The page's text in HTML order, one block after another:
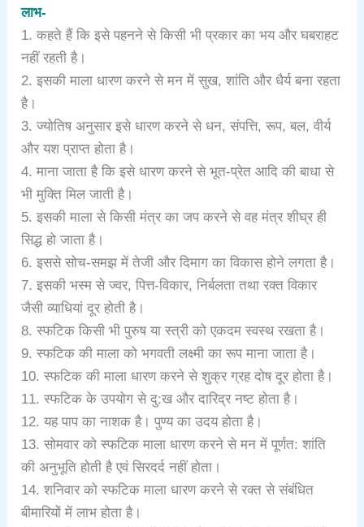
लाभ-
1. कहते हैं कि इसे पहनने से किसी भी प्रकार का भय और घबराहट
नहीं रहती है।
2. इसकी माला धारण करने से मन में सुख, शांति और धैर्य बना रहता
है।
3. ज्योतिष अनुसार इसे धारण करने से धन, संपत्ति, रूप, बल, वीर्य
और यश प्राप्त होता है।
4. माना जाता है कि इसे धारण करने से भूत-प्रेत आदि की बाधा से
भी मुक्ति मिल जाती है।
5. इसकी माला से किसी मंत्र का जप करने से वह मंत्र शीघ्र ही
सिद्ध हो जाता है।
6. इससे सोच-समझ में तेजी और दिमाग का विकास होने लगता है।
7. इसकी भस्म से ज्वर, पित्त-विकार, निर्बलता तथा रक्त विकार
जैसी व्याधियां दूर होती है।
8. स्फटिक किसी भी पुरुष या स्त्री को एकदम स्वस्थ रखता है।
9. स्फटिक की माला को भगवती लक्ष्मी का रूप माना जाता है।
10. स्फटिक की माला धारण करने से शुक्र ग्रह दोष दूर होता है।
11. स्फटिक के उपयोग से दु:ख और दारिद्र नष्ट होता है।
12. यह पाप का नाशक है। पुण्य का उदय होता है।
13. सोमवार को स्फटिक माला धारण करने से मन में पूर्णत: शांति
की अनुभूति होती है एवं सिरदर्द नहीं होता।
14. शनिवार को स्फटिक माला धारण करने से रक्त से संबंधित
बीमारियों में लाभ होता है।